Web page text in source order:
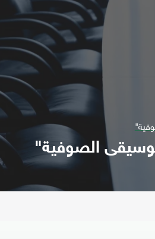
الصوفية"